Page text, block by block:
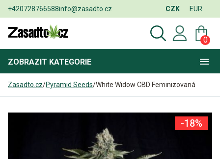
+420728766588info@zasadto.cz CZK EUR
0
ZOBRAZIT KATEGORIE
Zasadto.cz/Pyramid Seeds/White Widow CBD Feminizovaná
-18%